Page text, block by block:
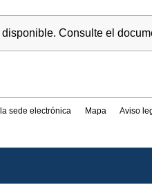
disponible. Consulte el
sede electrónica Mapa Aviso